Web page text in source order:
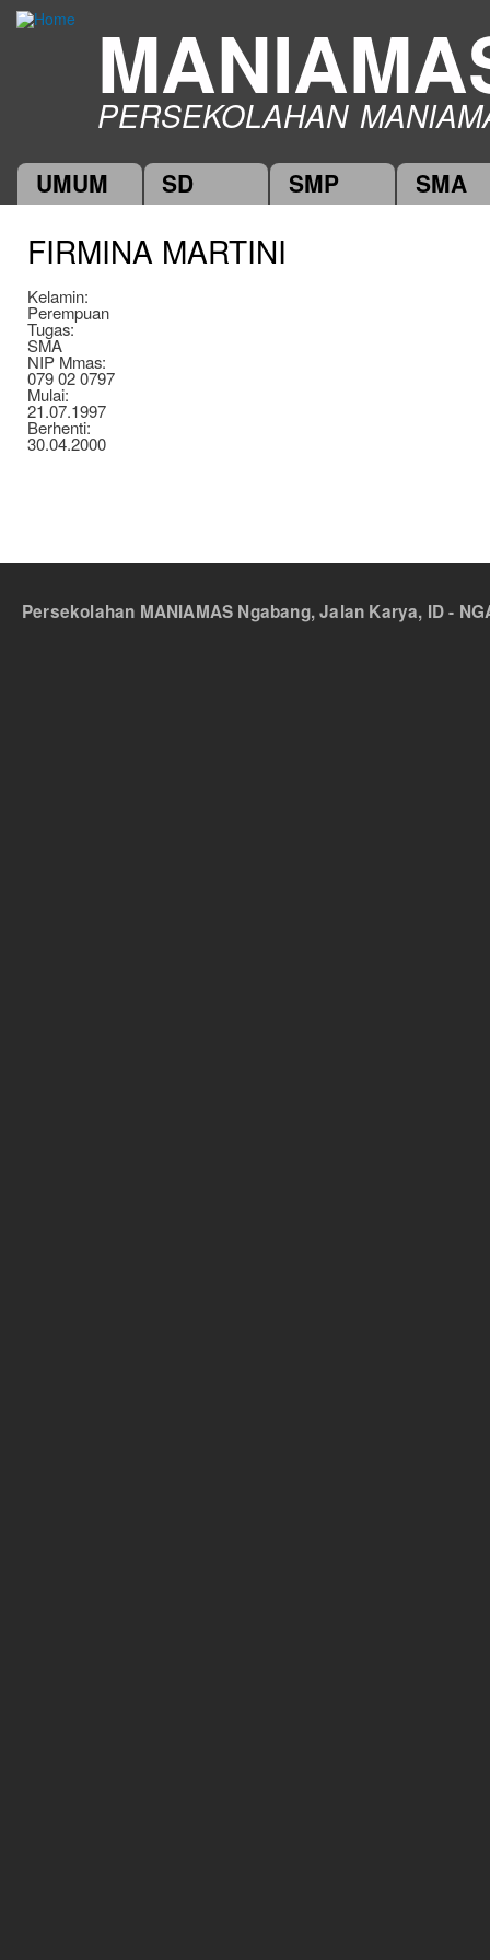
PERSEKOLAHAN
Main menu
UMUM SD SMP SMA
FIRMINA MARTINI
Kelamin:
Perempuan
Tugas:
SMA
NIP Mmas:
079 02 0797
Mulai:
21.07.1997
Berhenti:
30.04.2000
Persekolahan MANIAMAS Ngabang, Jalan Karya, ID -